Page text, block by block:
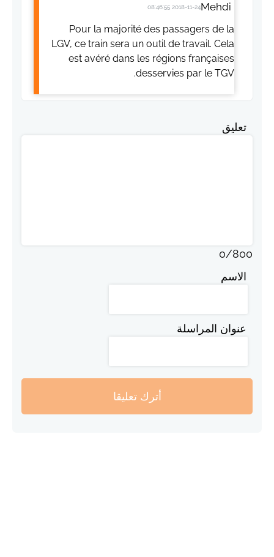
Mehdi
2018-11-24 08:46:55
Pour la majorité des passagers de la
LGV, ce train sera un outil de travail. Cela
est avéré dans les régions françaises
desservies par le TGV.
تعليق
0/800
الاسم
عنوان المراسلة
أترك تعليقا